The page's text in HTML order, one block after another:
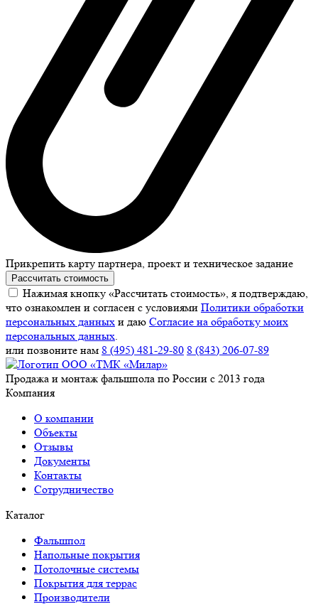
Прикрепить карту партнера, проект и техническое задание
Рассчитать стоимость
Нажимая кнопку «Рассчитать стоимость», я подтверждаю,
что ознакомлен и согласен с условиями Политики обработки
персональных данных и даю Согласие на обработку моих
персональных данных.
или позвоните нам 8 (495) 481-29-80 8 (843) 206-07-89
Продажа и монтаж фальшпола по России с 2013 года
Компания
О компании
Объекты
Отзывы
Документы
Контакты
Сотрудничество
Каталог
Фальшпол
Напольные покрытия
Потолочные системы
Покрытия для террас
Производители